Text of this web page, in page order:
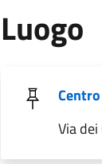
Luogo
Via